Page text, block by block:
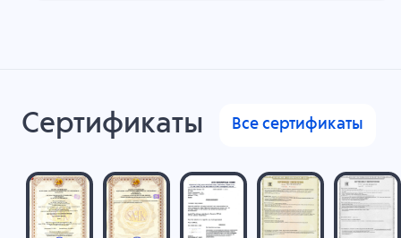
Сертификаты Все сертификаты